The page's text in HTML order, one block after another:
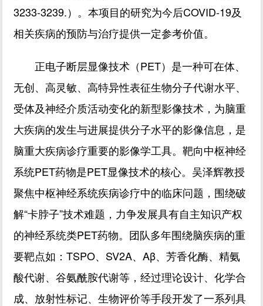
3233-3239.）。本项目的研究为今后COVID-19及
相关疾病的预防与治疗提供一定参考价值。
正电子断层显像技术（PET）是一种可在体、
无创、高灵敏、高特异性表征生物分子代谢水平、
受体及神经介质活动变化的新型影像技术，为脑重
大疾病的发生与进展提供分子水平的影像信息，是
脑重大疾病诊疗重要的影像学工具。靶向中枢神经
系统PET药物是PET显像技术的核心。吴泽辉教授
聚焦中枢神经系统疾病诊疗中的临床问题，围绕破
解“卡脖子”技术难题，力争发展具有自主知识产权
的神经系统类PET药物。团队多年围绕脑疾病的重
要靶点如：TSPO、SV2A、Aβ、芳香化酶、精氨
酸代谢、谷氨酰胺代谢等，经过理论设计、化学合
成、放射性标记、生物评价等手段开发了一系列具